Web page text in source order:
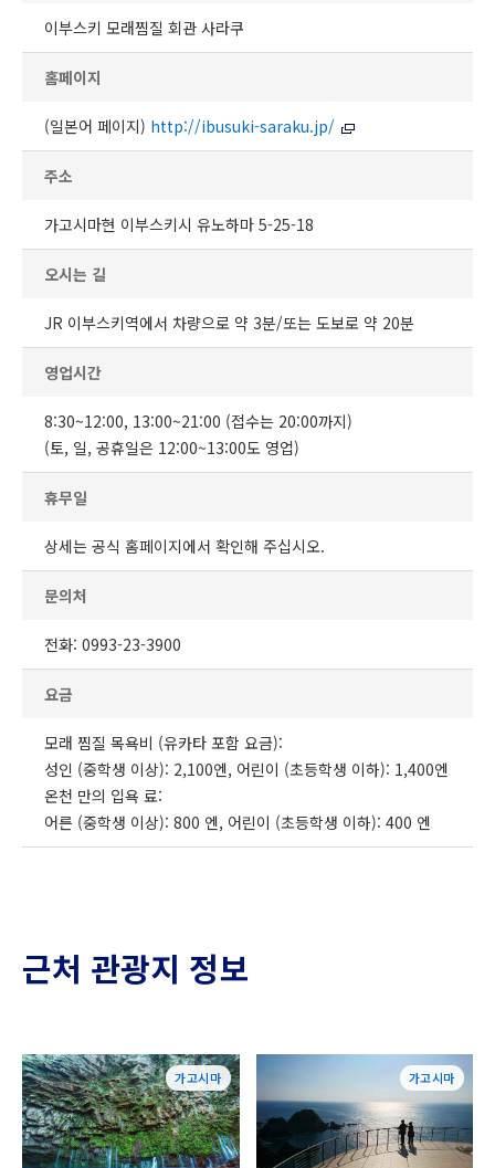
이부스키 모래찜질 회관 사라쿠
홈페이지
(일본어 페이지) http://ibusuki-saraku.jp/
주소
가고시마현 이부스키시 유노하마 5-25-18
오시는 길
JR 이부스키역에서 차량으로 약 3분/또는 도보로 약 20분
영업시간
8:30~12:00, 13:00~21:00 (접수는 20:00까지)
(토, 일, 공휴일은 12:00~13:00도 영업)
휴무일
상세는 공식 홈페이지에서 확인해 주십시오.
문의처
전화: 0993-23-3900
요금
모래 찜질 목욕비 (유카타 포함 요금):
성인 (중학생 이상): 2,100엔, 어린이 (초등학생 이하): 1,400엔
온천 만의 입욕 료:
어른 (중학생 이상): 800 엔, 어린이 (초등학생 이하): 400 엔
근처 관광지 정보
가고시마 가고시마